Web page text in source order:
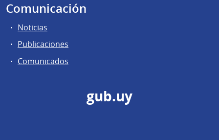
Comunicación
Noticias
Publicaciones
Comunicados
gub.uy